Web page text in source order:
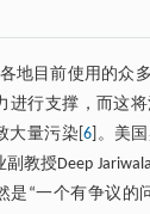
各地目前使用的众
进行支撑，而这
大量污染[6 ]。美
教授Deep
是“一个有争议的